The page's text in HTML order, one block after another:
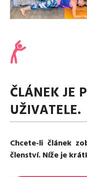
ČLÁNEK JE
UŽIVATELE.
Chcete-li článek
členství. Níže je